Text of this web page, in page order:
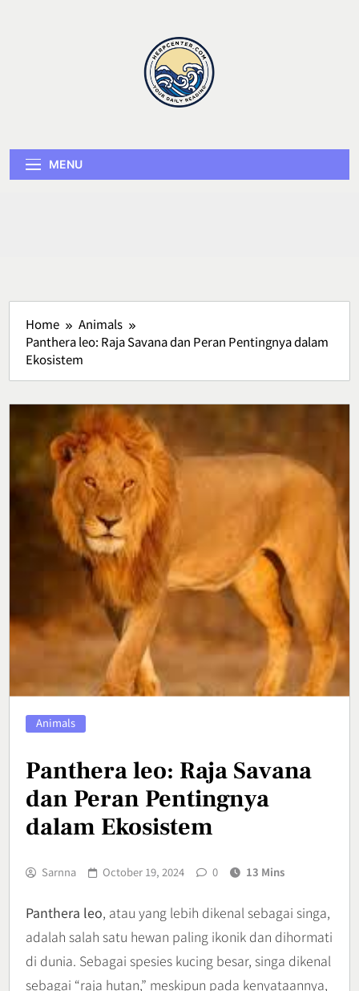
MENU
Home
Animals
Panthera leo: Raja Savana dan Peran Pentingnya dalam
Ekosistem
Animals
Panthera leo: Raja Savana
dan Peran Pentingnya
dalam Ekosistem
Sarnna October 19, 2024 0 13 Mins
Panthera leo, atau yang lebih dikenal sebagai singa,
adalah salah satu hewan paling ikonik dan dihormati
di dunia. Sebagai spesies kucing besar, singa dikenal
sebagai “raja hutan,” meskipun pada kenyataannya,